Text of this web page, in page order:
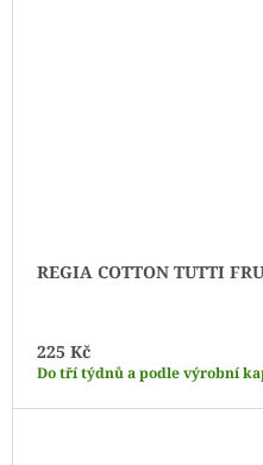
REGIA COTTON TUTTI
225 Kč
Do tří týdnů a podle výrobní